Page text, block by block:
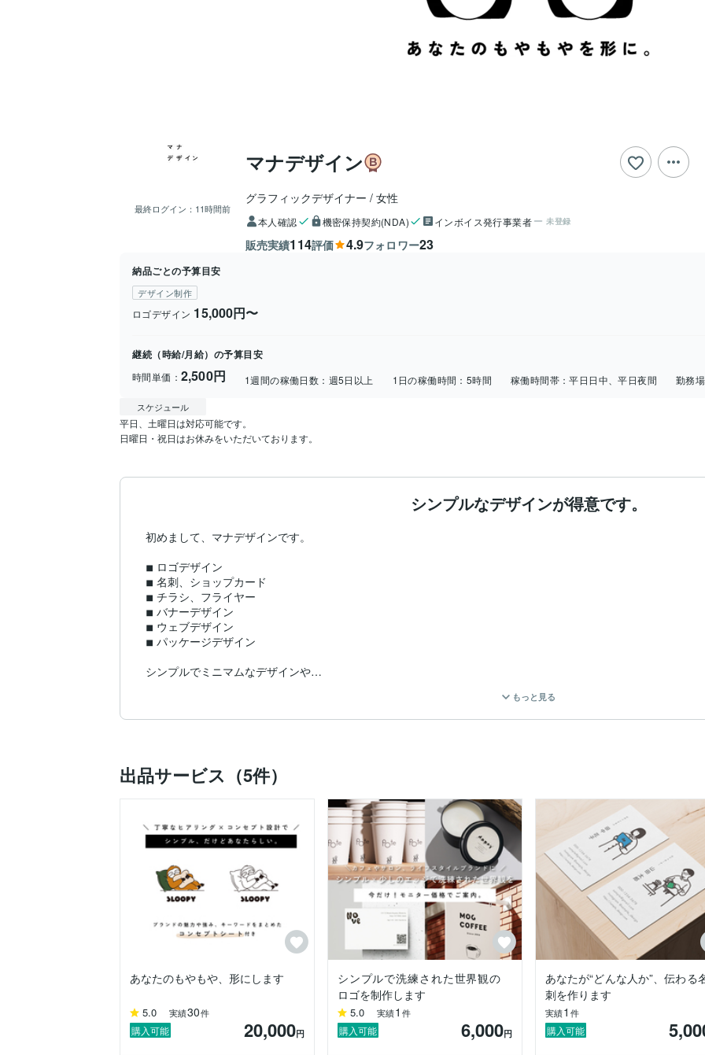
最終ログイン： 11時間前
マナデザイン
グラフィックデザイナー 女性
本人確認 機密保持契約(NDA) インボイス発行事業者 未登録
販売実績114評価 4.9フォロワー23
納品ごとの予算目安
デザイン制作
ロゴデザイン 15,000円〜
継続（時給/月給）の予算目安
時間単価： 2,500円 1週間の稼働日数： 週5日以上 1日の稼働時間： 5時間 稼働時間帯：平日日中、平日夜間 勤務
スケジュール
平日、土曜日は対応可能です。
日曜日・祝日はお休みをいただいております。
シンプルなデザインが得意です。
初めまして、マナデザインです。
◾︎ ロゴデザイン
◾︎ 名刺、ショップカード
◾︎ チラシ、フライヤー
◾︎ バナーデザイン
◾︎ ウェブデザイン
◾︎ パッケージデザイン
シンプルでミニマムなデザインや
デザインが必要だけど、どうデザインしてもらえばいいか分からない…、
もっと見る
出品サービス（5件）
あなたのもやもや、形にします
5.0 実績30件
購入可能 20,000円
シンプルで洗練された世界観の
ロゴを制作します
5.0 実績1 件
購入可能 6,000円
あなたが“どんな人か”、伝わる
刺を作ります
実績1 件
購入可能